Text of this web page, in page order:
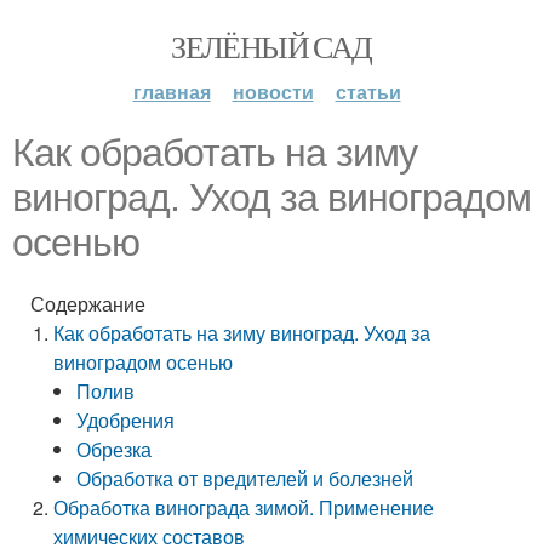
ЗЕЛЁНЫЙ САД
главная новости статьи
Как обработать на зиму
виноград. Уход за виноградом
осенью
Содержание
Как обработать на зиму виноград. Уход за
виноградом осенью
Полив
Удобрения
Обрезка
Обработка от вредителей и болезней
Обработка винограда зимой. Применение
химических составов